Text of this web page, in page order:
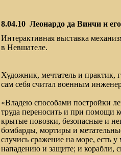
8.04.10 Леонардо да Винчи и
Интерактивная выставка
в Невшателе.
Художник, мечтатель и практик,
сам себя считал военным
«Владею способами постройки
труда переносить и при помощи
крытые повозки, безопасные и
бомбарды, мортиры и
случись сражение на море, есть
нападению и защите; и корабли,